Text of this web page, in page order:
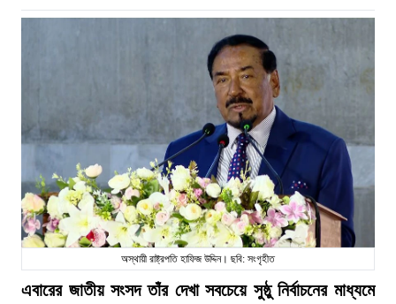
অস্থায়ী রাষ্ট্রপতি হাফিজ উদ্দিন। ছবি: সংগৃহীত
এবারের জাতীয় সংসদ তাঁর দেখা সবচেয়ে সুষ্ঠু নির্বাচনের মাধ্যমে